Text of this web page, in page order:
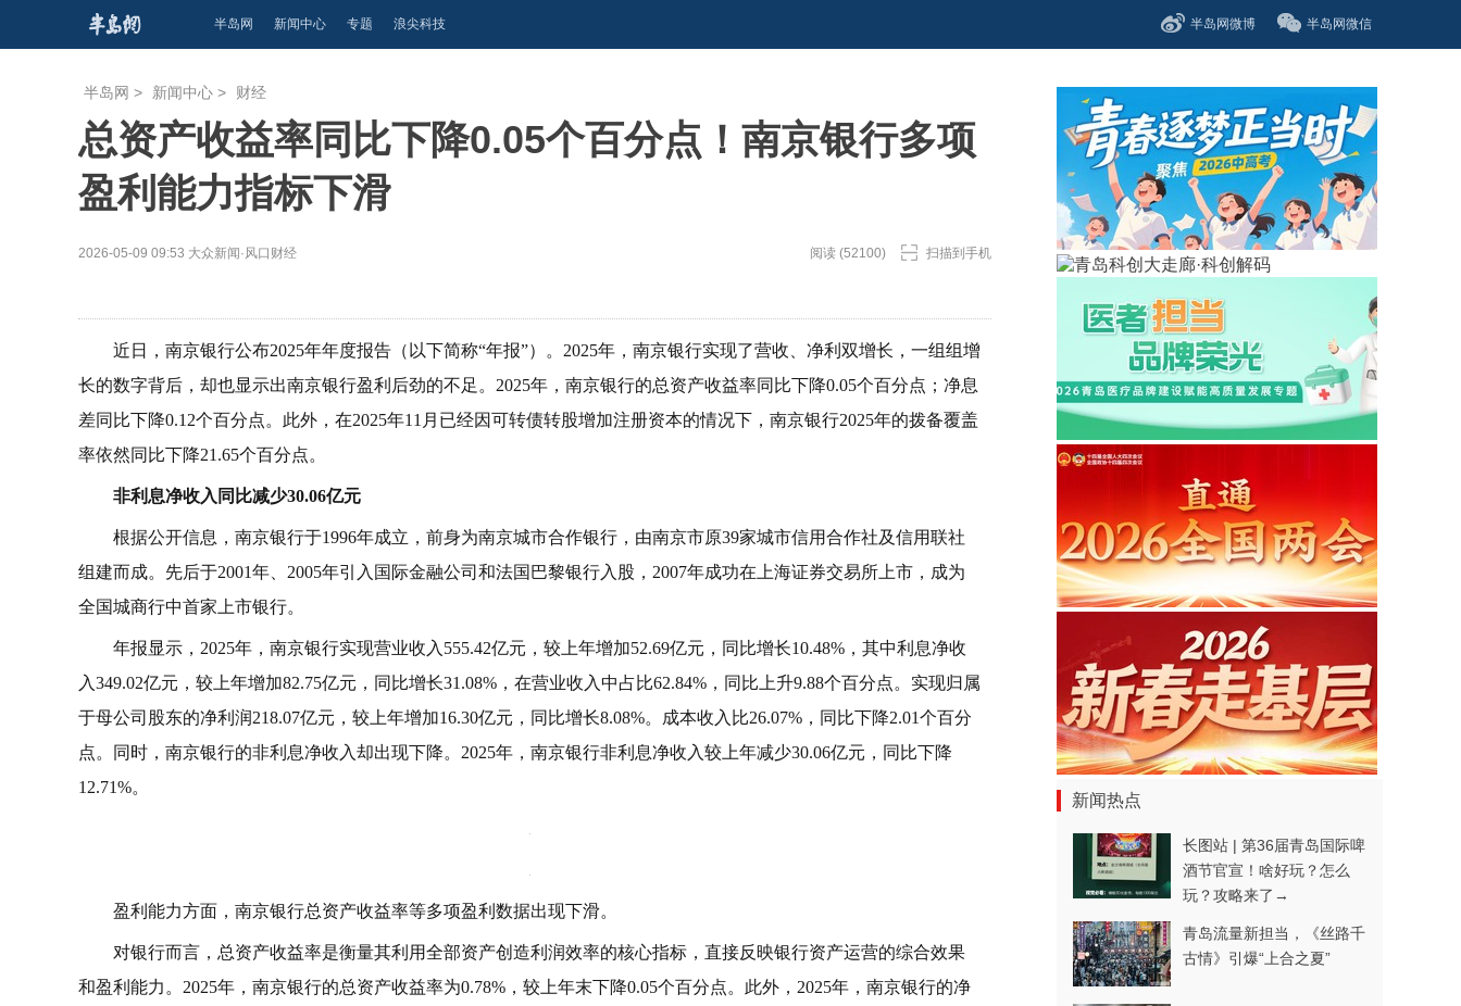
半岛网 新闻中心 专题 浪尖科技 半岛网微博 半岛网微信
半岛网 > 新闻中心 > 财经
总资产收益率同比下降0.05个百分点！南京银行多项
盈利能力指标下滑
2026-05-09 09:53 大众新闻·风口财经 阅读 (52100) 扫描到手机
近日，南京银行公布2025年年度报告（以下简称“年报”）。2025年，南京银行实现了营收、净利双增长，一组组增
长的数字背后，却也显示出南京银行盈利后劲的不足。2025年，南京银行的总资产收益率同比下降0.05个百分点；净息
差同比下降0.12个百分点。此外，在2025年11月已经因可转债转股增加注册资本的情况下，南京银行2025年的拨备覆盖
率依然同比下降21.65个百分点。
非利息净收入同比减少30.06亿元
根据公开信息，南京银行于1996年成立，前身为南京城市合作银行，由南京市原39家城市信用合作社及信用联社
组建而成。先后于2001年、2005年引入国际金融公司和法国巴黎银行入股，2007年成功在上海证券交易所上市，成为
全国城商行中首家上市银行。
年报显示，2025年，南京银行实现营业收入555.42亿元，较上年增加52.69亿元，同比增长10.48%，其中利息净收
入349.02亿元，较上年增加82.75亿元，同比增长31.08%，在营业收入中占比62.84%，同比上升9.88个百分点。实现归属
于母公司股东的净利润218.07亿元，较上年增加16.30亿元，同比增长8.08%。成本收入比26.07%，同比下降2.01个百分
点。同时，南京银行的非利息净收入却出现下降。2025年，南京银行非利息净收入较上年减少30.06亿元，同比下降
12.71%。
盈利能力方面，南京银行总资产收益率等多项盈利数据出现下滑。
对银行而言，总资产收益率是衡量其‌利用全部资产创造利润效率的核心指标‌，直接反映银行资产运营的综合效果
和盈利能力。2025年，南京银行的总资产收益率为0.78%，较上年末下降0.05个百分点。此外，2025年，南京银行的净
新闻热点
长图站 | 第36届青岛国际啤
酒节官宣！啥好玩？怎么
玩？攻略来了→
青岛流量新担当，《丝路千
古情》引爆“上合之夏”